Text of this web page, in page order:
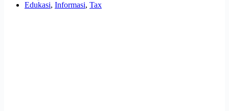
Edukasi, Informasi, Tax